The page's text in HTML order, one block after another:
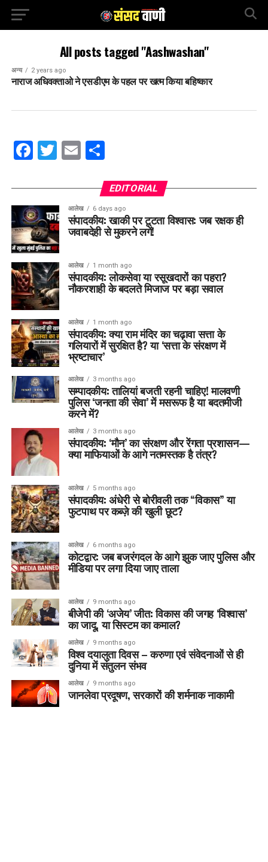
All posts tagged "Aashwashan"
अन्य 2 years ago
नाराज अधिवक्ताओ ने एसडीएम के पहल पर खत्म किया बहिष्कार
Facebook
Twitter
EmailShare
EDITORIAL
आलेख 6 days ago
संपादकीय: खाकी पर टूटता विश्वास: जब रक्षक ही
जवाबदेही से मुकरने लगें!
आलेख 1 month ago
संपादकीय: लोकसेवा या रसूखदारों का पहरा?
नौकरशाही के बदलते मिजाज पर बड़ा सवाल
आलेख 1 month ago
संपादकीय: क्या राम मंदिर का चढ़ावा सत्ता के
गलियारों में सुरक्षित है? या ‘सत्ता के संरक्षण में
भ्रष्टाचार’
आलेख 3 months ago
सम्पादकीय: तालियां बजती रहनी चाहिए! मालवणी
पुलिस ‘जनता की सेवा’ में मसरूफ है या बदतमीजी
करने में?
आलेख 3 months ago
संपादकीय: ‘मौन’ का संरक्षण और रेंगता प्रशासन—
क्या माफियाओं के आगे नतमस्तक है तंत्र?
आलेख 5 months ago
संपादकीय: अंधेरी से बोरीवली तक “विकास” या
फुटपाथ पर कब्ज़े की खुली छूट?
आलेख 6 months ago
कोटद्वार: जब बजरंगदल के आगे झुक जाए पुलिस और
मीडिया पर लगा दिया जाए ताला
आलेख 9 months ago
बीजेपी की ‘अजेय’ जीत: विकास की जगह ‘विश्वास’
का जादू, या सिस्टम का कमाल?
आलेख 9 months ago
विश्व दयालुता दिवस – करुणा एवं संवेदनाओं से ही
दुनिया में संतुलन संभव
आलेख 9 months ago
जानलेवा प्रदूषण, सरकारों की शर्मनाक नाकामी